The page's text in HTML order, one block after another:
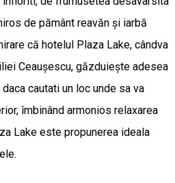
de pământ reavăn și iarbă
că hotelul Plaza Lake, cândva
Ceaușescu, găzduiește adesea
cautati un loc unde sa va
îmbinând armonios relaxarea
Lake este propunerea ideala